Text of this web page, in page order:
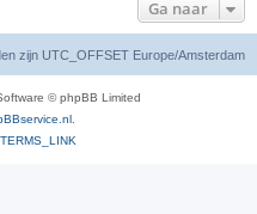
Ga naar
zijn UTC_OFFSET Europe/Amsterdam
© phpBB Limited
.
TERMS_LINK